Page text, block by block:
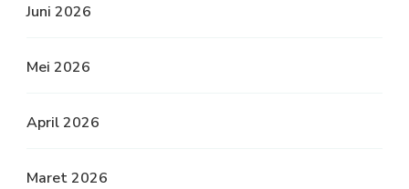
Juni 2026
Mei 2026
April 2026
Maret 2026